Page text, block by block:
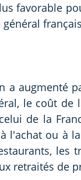
favorable
a augmenté
le coût
de la
l'achat ou à
les
retraités de